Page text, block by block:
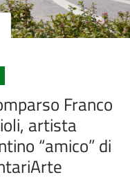
Franco
artista
“amico” di